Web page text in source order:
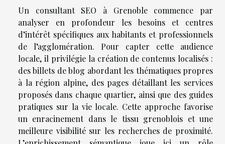
Un consultant SEO à Grenoble commence par
analyser en profondeur les besoins et centres
d’intérêt spécifiques aux habitants et professionnels
de l’agglomération. Pour capter cette audience
locale, il privilégie la création de contenus localisés :
des billets de blog abordant les thématiques propres
à la région alpine, des pages détaillant les services
proposés dans chaque quartier, ainsi que des guides
pratiques sur la vie locale. Cette approche favorise
un enracinement dans le tissu grenoblois et une
meilleure visibilité sur les recherches de proximité.